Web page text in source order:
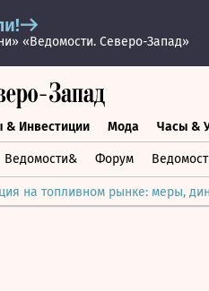
«Ведомости. Северо-Запад»
& Инвестиции Мода Часы &
Ведомости& Форум
& Инвестиции Мода
на топливном рынке: меры,